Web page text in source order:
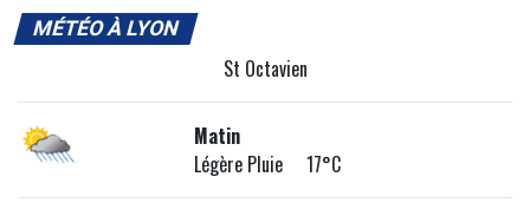
MÉTÉO À LYON
St Octavien
Matin
Légère Pluie 17°C